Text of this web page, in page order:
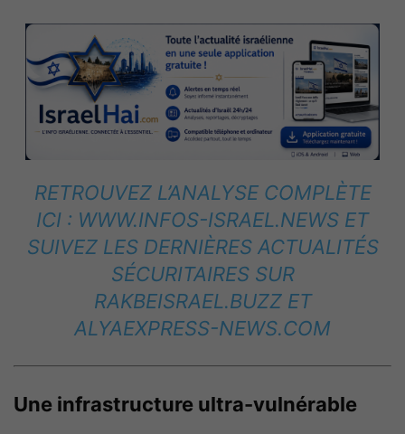
RETROUVEZ L’ANALYSE COMPLÈTE
ICI : WWW.INFOS-ISRAEL.NEWS ET
SUIVEZ LES DERNIÈRES ACTUALITÉS
SÉCURITAIRES SUR
RAKBEISRAEL.BUZZET
ALYAEXPRESS-NEWS.COM
Une infrastructure ultra-vulnérable